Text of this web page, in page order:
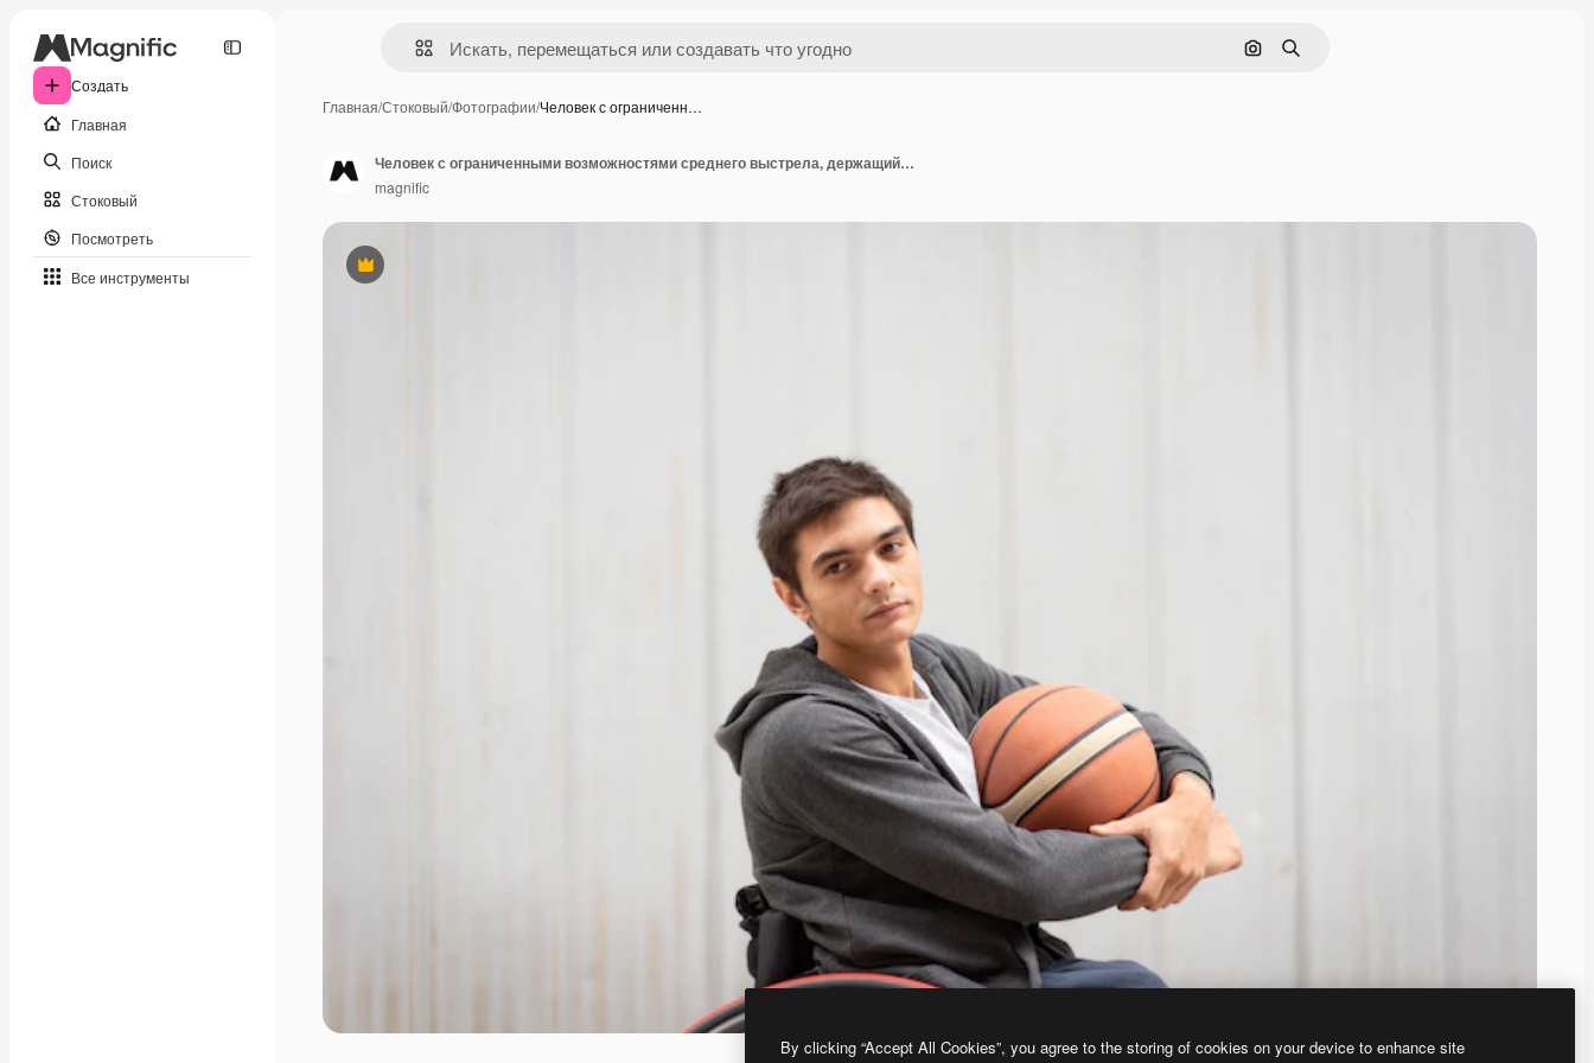
Создать
Главная
Поиск
Стоковый
Посмотреть
Все инструменты
Поиск по изображению
Поиск
Главная/Стоковый/Фотографии/Человек с ограниченн…
Премиум
Человек с ограниченными возможностями среднего выстрела, держащий мяч
magnific
By clicking “Accept All Cookies”, you agree to the storing of cookies on your device to enhance site